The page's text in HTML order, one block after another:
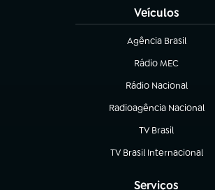
Veículos
Agência Brasil
(abre em nova aba)
Rádio MEC
(abre em nova aba)
Rádio Nacional
Radioagência Nacional
(abre em nova aba)
TV Brasil
(abre em nova aba)
TV Brasil Internacional
(abre em nova aba)
Serviços